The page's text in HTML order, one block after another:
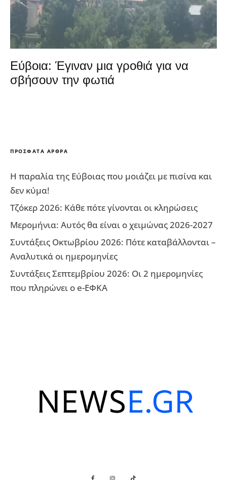
Εύβοια: Έγιναν μια γροθιά για να
σβήσουν την φωτιά
ΠΡΌΣΦΑΤΑ ΆΡΘΡΑ
Η παραλία της Εύβοιας που μοιάζει με πισίνα και
δεν κύμα!
Τζόκερ 2026: Κάθε πότε γίνονται οι κληρώσεις
Μερομήνια: Αυτός θα είναι ο χειμώνας 2026-2027
Συντάξεις Οκτωβρίου 2026: Πότε καταβάλλονται –
Αναλυτικά οι ημερομηνίες
Συντάξεις Σεπτεμβρίου 2026: Οι 2 ημερομηνίες
που πληρώνει ο e-ΕΦΚΑ